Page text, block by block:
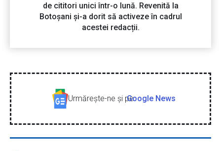
de cititori unici într-o lună. Revenită la
Botoșani și-a dorit să activeze în cadrul
acestei redacții.
Urmăreşte-ne şi peGoogle News